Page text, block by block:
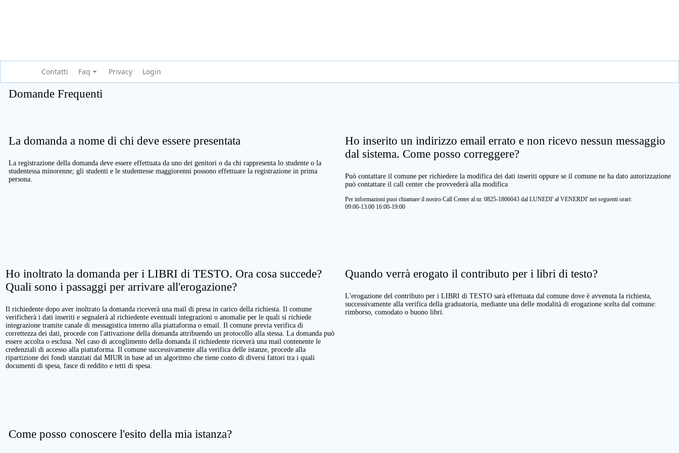
Contatti Faq Privacy Login
Domande Frequenti
La domanda a nome di chi deve essere presentata
La registrazione della domanda deve essere effettuata da uno dei genitori o da chi rappresenta lo studente o la
studentessa minorenne; gli studenti e le studentesse maggiorenni possono effettuare la registrazione in prima
persona.
Ho inserito un indirizzo email errato e non ricevo nessun messaggio
dal sistema. Come posso correggere?
Può contattare il comune per richiedere la modifica dei dati inseriti oppure se il comune ne ha dato autorizzazione
può contattare il call center che provvederà alla modifica
Per informazioni puoi chiamare il nostro Call Center al nr. 0825-1806043 dal LUNEDI' al VENERDI' nei seguenti orari:
09:00-13:00 16:00-19:00
Ho inoltrato la domanda per i LIBRI di TESTO. Ora cosa succede?
Quali sono i passaggi per arrivare all'erogazione?
Il richiedente dopo aver inoltrato la domanda riceverà una mail di presa in carico della richiesta. Il comune
verificherà i dati inseriti e segnalerà al richiedente eventuali integrazioni o anomalie per le quali si richiede
integrazione tramite canale di messagistica interno alla piattaforma o email. Il comune previa verifica di
correttezza dei dati, procede con l'attivazione della domanda attribuendo un protocollo alla stessa. La domanda può
essere accolta o esclusa. Nel caso di accoglimento della domanda il richiedente riceverà una mail contenente le
credenziali di accesso alla piattaforma. Il comune successivamente alla verifica delle istanze, procede alla
ripartizione dei fondi stanziati dal MIUR in base ad un algoritmo che tiene conto di diversi fattori tra i quali
documenti di spesa, fasce di reddito e tetti di spesa.
Quando verrà erogato il contributo per i libri di testo?
L'erogazione del contributo per i LIBRI di TESTO sarà effettuata dal comune dove è avvenuta la richiesta,
successivamente alla verifica della graduatoria, mediante una delle modalità di erogazione scelta dal comune:
rimborso, comodato o buono libri.
Come posso conoscere l'esito della mia istanza?